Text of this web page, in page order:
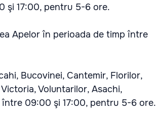
şi 17:00, pentru 5-6 ore.
Apelor în perioada de timp între
Bucovinei, Cantemir, Florilor,
Voluntarilor, Asachi,
între 09:00 şi 17:00, pentru 5-6 ore.